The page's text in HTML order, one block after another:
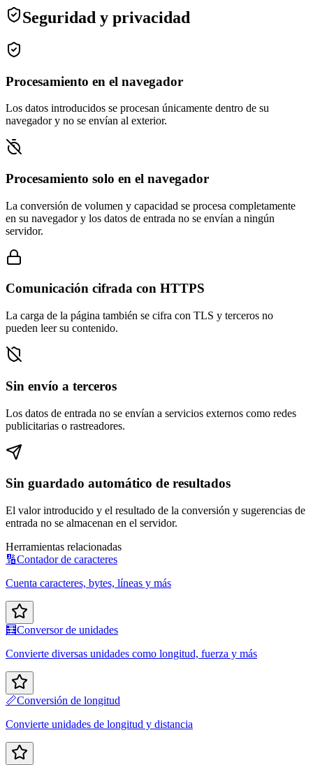
Seguridad y privacidad
Procesamiento en el navegador
Los datos introducidos se procesan únicamente dentro de su
navegador y no se envían al exterior.
Procesamiento solo en el navegador
La conversión de volumen y capacidad se procesa completamente
en su navegador y los datos de entrada no se envían a ningún
servidor.
Comunicación cifrada con HTTPS
La carga de la página también se cifra con TLS y terceros no
pueden leer su contenido.
Sin envío a terceros
Los datos de entrada no se envían a servicios externos como redes
publicitarias o rastreadores.
Sin guardado automático de resultados
El valor introducido y el resultado de la conversión y sugerencias de
entrada no se almacenan en el servidor.
Herramientas relacionadas
🔢Contador de caracteres
Cuenta caracteres, bytes, líneas y más
🧮Conversor de unidades
Convierte diversas unidades como longitud, fuerza y más
📏Conversión de longitud
Convierte unidades de longitud y distancia